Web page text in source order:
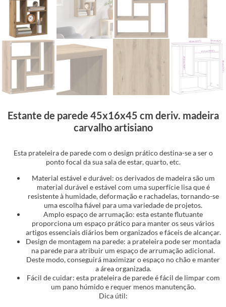
Estante de parede 45x16x45 cm deriv. madeira
carvalho artisiano
Esta prateleira de parede com o design prático destina-se a ser o
ponto focal da sua sala de estar, quarto, etc.
Material estável e durável: os derivados de madeira são um
material durável e estável com uma superfície lisa que é
resistente à humidade, deformação e rachadelas, tornando-se
uma escolha fiável para uma variedade de projetos.
Amplo espaço de arrumação: esta estante flutuante
proporciona um espaço prático para manter os seus vários
artigos essenciais diários bem organizados e fáceis de alcançar.
Design de montagem na parede: a prateleira pode ser montada
na parede para atribuir um espaço de arrumação adicional.
Deste modo, conseguirá maximizar o espaço no chão e manter
a área organizada.
Fácil de cuidar: esta prateleira de parede é fácil de limpar com
um pano húmido e requer menos manutenção.
Dica útil: